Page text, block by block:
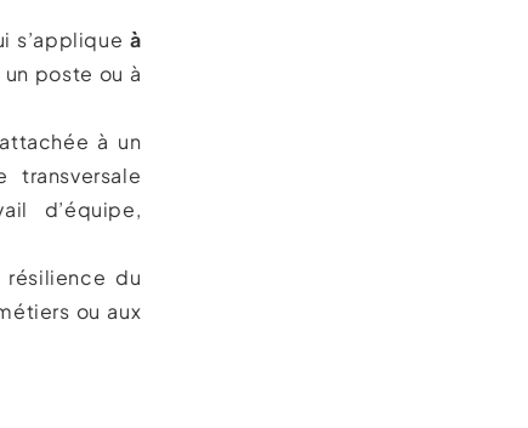
s’applique à
poste ou à
à un
d’équipe,
du
ou aux